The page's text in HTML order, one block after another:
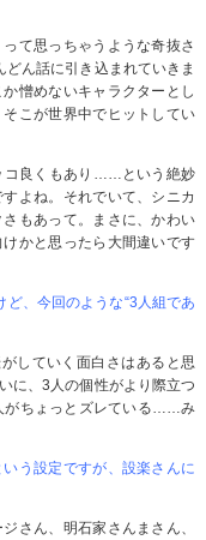
て思っちゃうような奇抜さ
ん話に引き込まれていきま
憎めないキャラクターとし
こが世界中でヒットしてい
コ良くもあり……という絶妙
よね。それでいて、シニカ
もあって。まさに、かわい
かと思ったら大間違いです
、今回のような“3人組であ
していく面白さはあると思
に、3人の個性がより際立つ
がちょっとズレている……み
う設定ですが、設楽さんに
さん、明石家さんまさん、